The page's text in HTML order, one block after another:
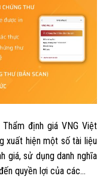
định giá VNG Việt
xuất hiện một số tài liệu
giá, sử dụng danh nghĩa
quyền lợi của các…